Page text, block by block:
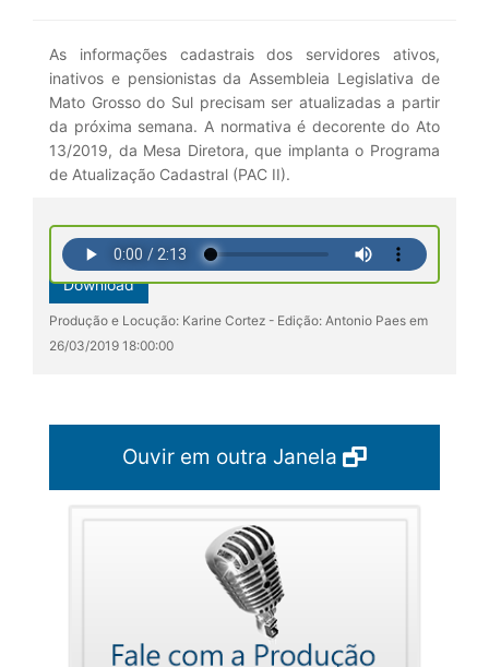
As informações cadastrais dos servidores ativos,
inativos e pensionistas da Assembleia Legislativa de
Mato Grosso do Sul precisam ser atualizadas a partir
da próxima semana. A normativa é decorente do Ato
13/2019, da Mesa Diretora, que implanta o Programa
de Atualização Cadastral (PAC II).
Download
Produção e Locução: Karine Cortez - Edição: Antonio Paes em
26/03/2019 18:00:00
Ouvir em outra Janela